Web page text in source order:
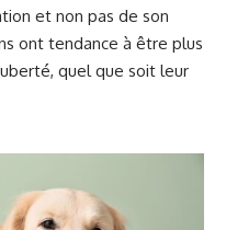
et non pas de son
ont tendance à être plus
quel que soit leur